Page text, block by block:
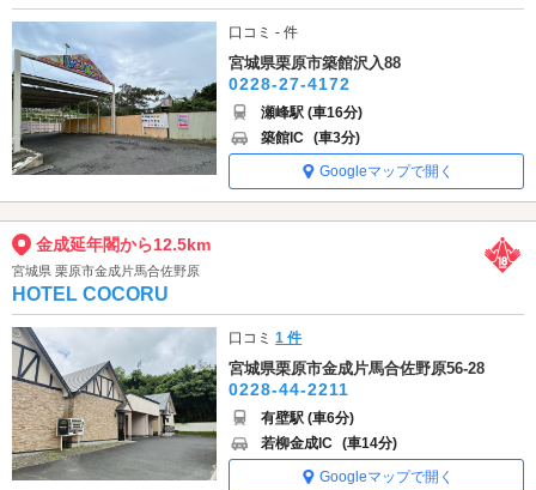
口コミ - 件
宮城県栗原市築館沢入88
0228-27-4172
瀬峰駅 (車16分)
築館IC (車3分)
Googleマップで開く
金成延年閣から12.5km
宮城県 栗原市金成片馬合佐野原
HOTEL COCORU
口コミ1 件
宮城県栗原市金成片馬合佐野原56-28
0228-44-2211
有壁駅 (車6分)
若柳金成IC (車14分)
Googleマップで開く